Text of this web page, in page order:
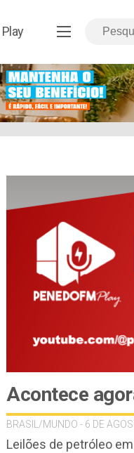
Acontece
BRASIL/MUNDO - 6 DE
Leilões de petróleo